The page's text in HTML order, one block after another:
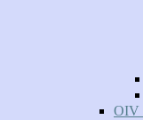
OIV